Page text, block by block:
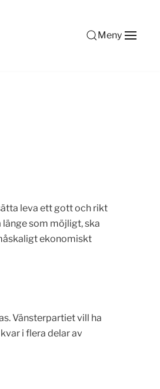
Meny
leva ett gott och rikt
länge som möjligt, ska
ekonomiskt
Vänsterpartiet vill ha
i flera delar av